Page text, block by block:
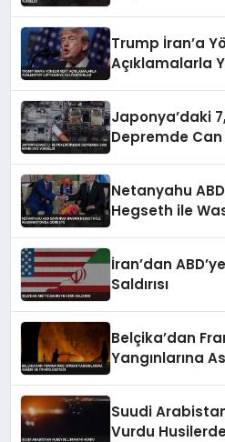
Trump İran’a
Açıklamalarla
Japonya’daki
Depremde Can
Netanyahu
Hegseth ile
İran’dan
Saldırısı
Belçika’dan
Yangınlarına
Suudi
Vurdu